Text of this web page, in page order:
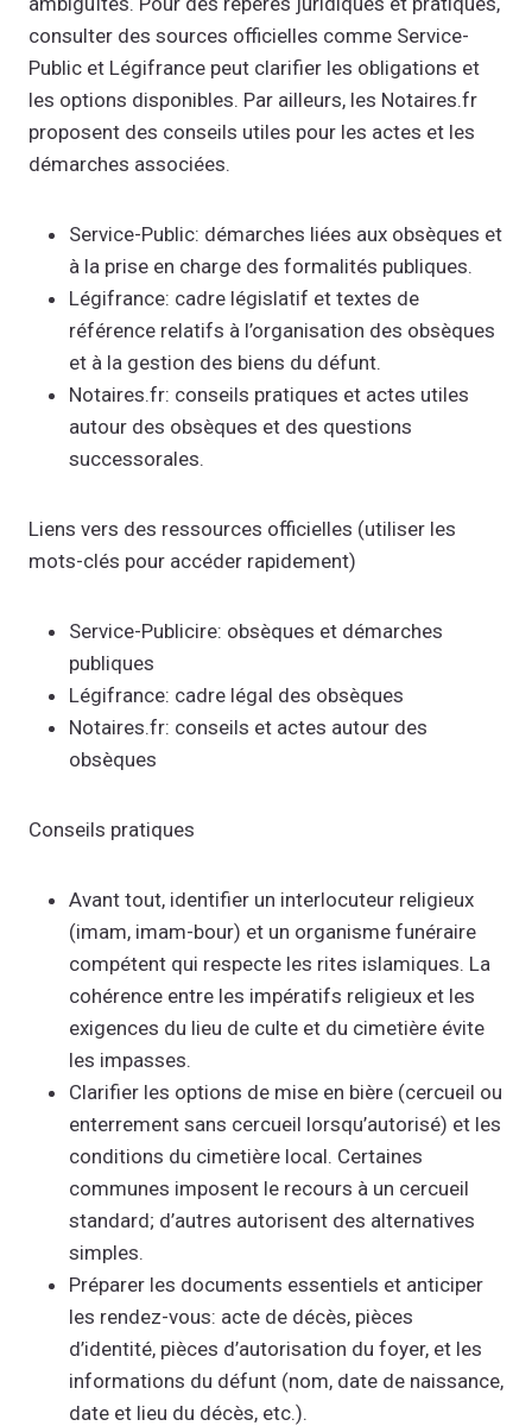
consulter des sources officielles comme Service-
Public et Légifrance peut clarifier les obligations et
les options disponibles. Par ailleurs, les Notaires.fr
proposent des conseils utiles pour les actes et les
démarches associées.
Service-Public: démarches liées aux obsèques et
à la prise en charge des formalités publiques.
Légifrance: cadre législatif et textes de
référence relatifs à l’organisation des obsèques
et à la gestion des biens du défunt.
Notaires.fr: conseils pratiques et actes utiles
autour des obsèques et des questions
successorales.
Liens vers des ressources officielles (utiliser les
mots-clés pour accéder rapidement)
Service-Publicire: obsèques et démarches
publiques
Légifrance: cadre légal des obsèques
Notaires.fr: conseils et actes autour des
obsèques
Conseils pratiques
Avant tout, identifier un interlocuteur religieux
(imam, imam-bour) et un organisme funéraire
compétent qui respecte les rites islamiques. La
cohérence entre les impératifs religieux et les
exigences du lieu de culte et du cimetière évite
les impasses.
Clarifier les options de mise en bière (cercueil ou
enterrement sans cercueil lorsqu’autorisé) et les
conditions du cimetière local. Certaines
communes imposent le recours à un cercueil
standard; d’autres autorisent des alternatives
simples.
Préparer les documents essentiels et anticiper
les rendez-vous: acte de décès, pièces
d’identité, pièces d’autorisation du foyer, et les
informations du défunt (nom, date de naissance,
date et lieu du décès, etc.).